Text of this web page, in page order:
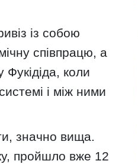
із собою
співпрацю, а
Фукідіда, коли
і між ними
значно вища.
пройшло вже 12